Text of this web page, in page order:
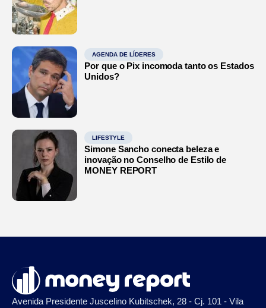
AGENDA DE LÍDERES
Por que o Pix incomoda tanto os Estados
Unidos?
LIFESTYLE
Simone Sancho conecta beleza e
inovação no Conselho de Estilo de
MONEY REPORT
Avenida Presidente Juscelino Kubitschek, 28 - Cj. 101 - Vila